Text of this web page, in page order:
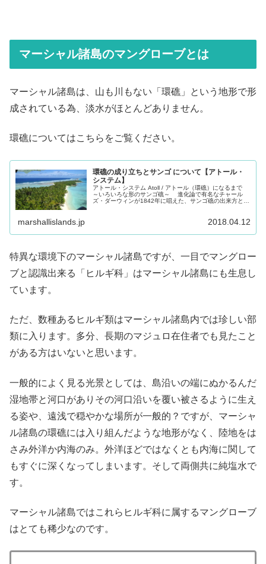
マーシャル諸島のマングローブとは
マーシャル諸島は、山も川もない「環礁」という地形で形
成されている為、淡水がほとんどありません。
環礁についてはこちらをご覧ください。
環礁の成り立ちとサンゴ について【アトール・
システム】
アトール・システム Atoll / アトール（環礁）になるまで
～いろいろな形のサンゴ礁～ 進化論で有名なチャール
ズ・ダーウィンが1842年に唱えた、サンゴ礁の出来方と形
達し、裾礁（きょしょう）、堡礁（ほしょう）、環礁（か
んしょう）と順次形成されていくとするもので、世界中の
多くのサンゴ礁に当てはまります。 では、その特徴を一
marshallislands.jp 2018.04.12
特異な環境下のマーシャル諸島ですが、一目でマングロー
ブと認識出来る「ヒルギ科」はマーシャル諸島にも生息し
ています。
ただ、数種あるヒルギ類はマーシャル諸島内では珍しい部
類に入ります。多分、長期のマジュロ在住者でも見たこと
がある方はいないと思います。
一般的によく見る光景としては、島沿いの端にぬかるんだ
湿地帯と河口がありその河口沿いを覆い被さるように生え
る姿や、遠浅で穏やかな場所が一般的？ですが、マーシャ
ル諸島の環礁には入り組んだような地形がなく、陸地をは
さみ外洋か内海のみ。外洋ほどではなくとも内海に関して
もすぐに深くなってしまいます。そして両側共に純塩水で
す。
マーシャル諸島ではこれらヒルギ科に属するマングローブ
はとても稀少なのです。